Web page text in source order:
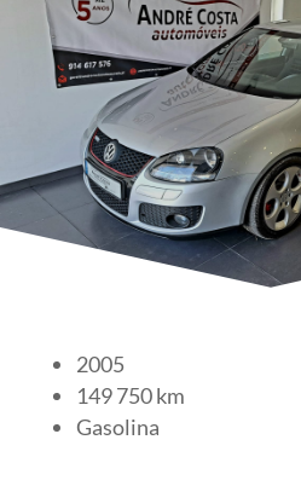
2005
149 750 km
Gasolina